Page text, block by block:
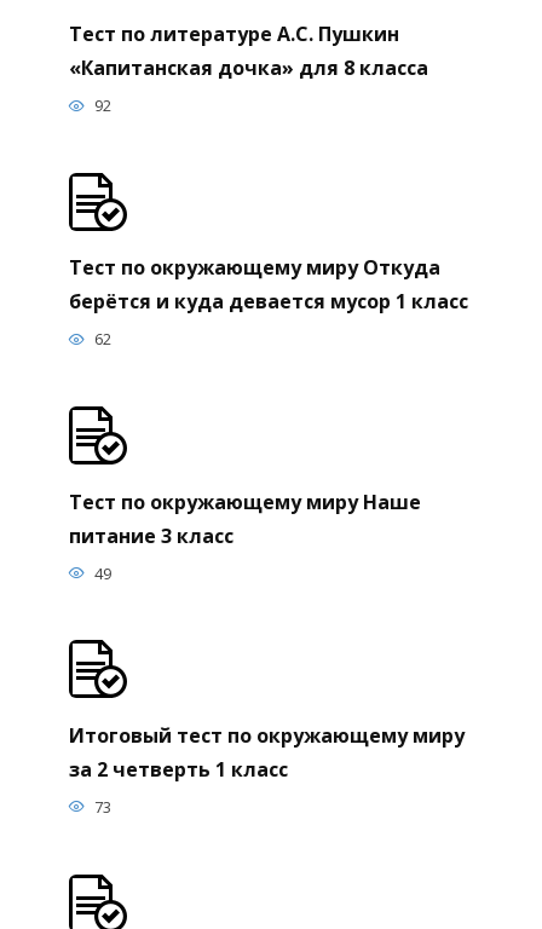
Тест по литературе А.С. Пушкин
«Капитанская дочка» для 8 класса
92
Тест по окружающему миру Откуда
берётся и куда девается мусор 1 класс
62
Тест по окружающему миру Наше
питание 3 класс
49
Итоговый тест по окружающему миру
за 2 четверть 1 класс
73